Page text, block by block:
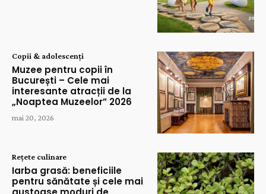
Copii & adolescenți
Muzee pentru copii în
București – Cele mai
interesante atracții de la
„Noaptea Muzeelor” 2026
mai 20, 2026
Rețete culinare
Iarba grasă: beneficiile
pentru sănătate și cele mai